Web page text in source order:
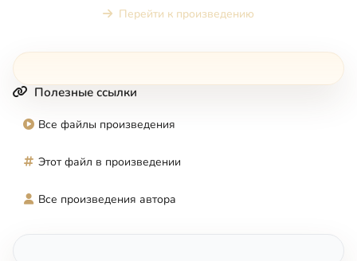
Перейти к произведению
Полезные ссылки
Все файлы произведения
Этот файл в произведении
Все произведения автора